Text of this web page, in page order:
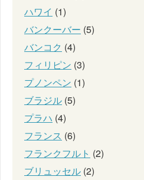
ハワイ (1)
バンクーバー (5)
バンコク (4)
フィリピン (3)
プノンペン (1)
ブラジル (5)
プラハ (4)
フランス (6)
フランクフルト (2)
ブリュッセル (2)